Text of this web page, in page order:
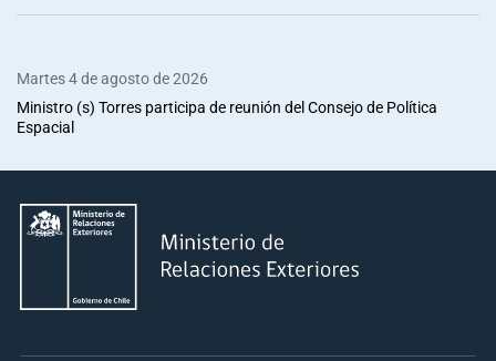
Martes 4 de agosto de 2026
Ministro (s) Torres participa de reunión del Consejo de Política
Espacial